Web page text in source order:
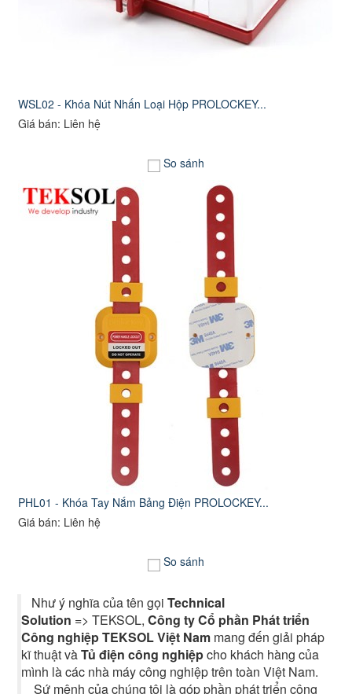
WSL02 - Khóa Nút Nhấn Loại Hộp PROLOCKEY...
Giá bán: Liên hệ
So sánh
PHL01 - Khóa Tay Nắm Bảng Điện PROLOCKEY...
Giá bán: Liên hệ
So sánh
Như ý nghĩa của tên gọiTechnical
Solution => TEKSOL,Công ty Cổ phần Phát triển
Công nghiệp TEKSOL Việt Nam mang đến giải pháp
kĩ thuật vàTủ điện công nghiệpcho khách hàng của
mình là các nhà máy công nghiệp trên toàn Việt Nam.
Sứ mệnh của chúng tôi là góp phần phát triển công